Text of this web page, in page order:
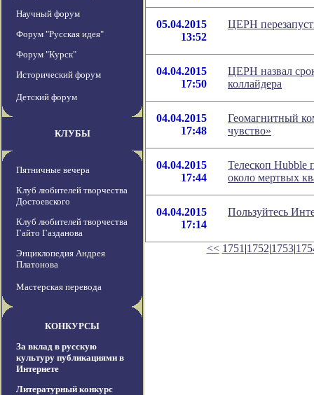
Научный форум
Форум "Русская идея"
Форум "Курск"
Исторический форум
Детский форум
КЛУБЫ
Пятничные вечера
Клуб любителей творчества
Достоевского
Клуб любителей творчества
Гайто Газданова
Энциклопедия Андрея
Платонова
Мастерская перевода
КОНКУРСЫ
За вклад в русскую
культуру публикациями в
Интернете
Литературный конкурс
05.04.2015
13:52
ЦЕРН
04.04.2015
17:50
ЦЕРН назвал
коллайдера
04.04.2015
17:48
Геомагнитный
чувство»
04.04.2015
17:44
Телескоп Hubble
около мертвых
04.04.2015
17:14
Пользуйтесь
<< 1751 |1752|1753|